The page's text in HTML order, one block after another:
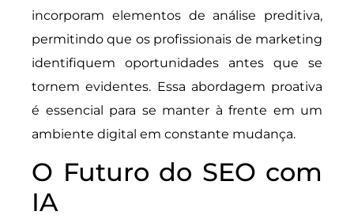
incorporam elementos de análise preditiva,
permitindo que os profissionais de marketing
identifiquem oportunidades antes que se
tornem evidentes. Essa abordagem proativa
é essencial para se manter à frente em um
ambiente digital em constante mudança.
O Futuro do SEO com
IA